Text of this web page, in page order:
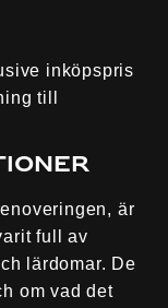
inköpspris
till
är
full av
lärdomar. De
om vad det